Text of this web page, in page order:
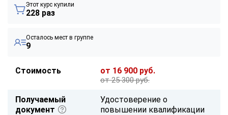
Этот курс купили
228 раз
Осталось мест в группе
9
Стоимость от 16 900 руб.
от 25 300 руб.
Получаемый
документ
Удостоверение о
повышении квалификации